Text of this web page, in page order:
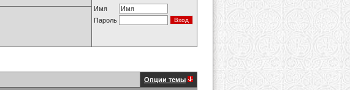
Имя
Пароль
Опции темы